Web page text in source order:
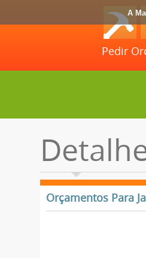
A
Pedir
Orçamentos Para